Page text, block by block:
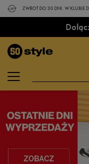
ZWROT DO 30 DNI. W KLUBIE